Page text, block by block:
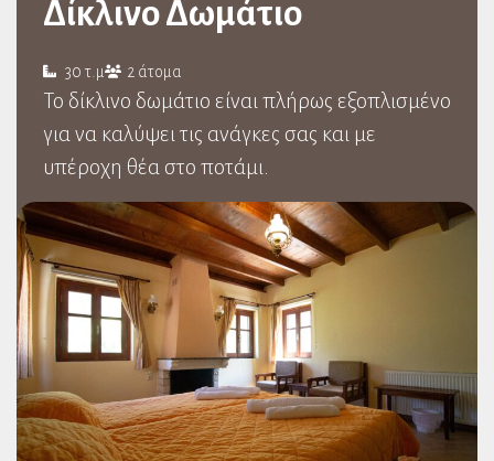
Δίκλινο Δωμάτιο
30 τ.μ 2 άτομα
Το δίκλινο δωμάτιο είναι πλήρως εξοπλισμένο
για να καλύψει τις ανάγκες σας και με
υπέροχη θέα στο ποτάμι.